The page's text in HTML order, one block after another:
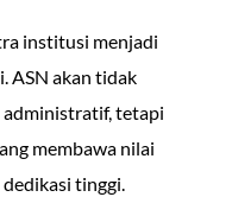
institusi menjadi
ASN akan tidak
administratif, tetapi
membawa nilai
tinggi.